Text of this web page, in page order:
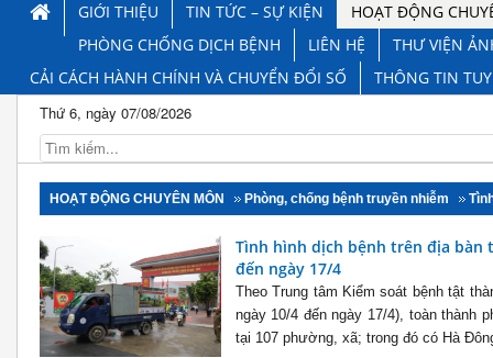
GIỚI THIỆU TIN TỨC – SỰ KIỆN
HOẠT ĐỘNG
PHÒNG CHỐNG DỊCH BỆNH
LIÊN HỆ
THƯ VIỆN
CẢI CÁCH HÀNH CHÍNH VÀ CHUYỂN ĐỔI SỐ
THÔNG TIN
Thứ 6, ngày 07/08/2026
HOẠT ĐỘNG CHUYÊN MÔN Phòng, chống bệnh truyền nhiễm
Tình hình dịch bệnh trên địa bàn
đến ngày 17/4
Theo Trung tâm Kiểm soát bệnh tật
ngày 10/4 đến ngày 17/4), toàn thành
tại 107 phường, xã; trong đó có Hà